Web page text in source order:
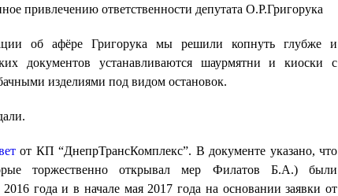
привлечению ответственности депутата О.Р.Григорука
об афёре Григорука мы решили копнуть глубже и
документов устанавливаются шаурмятни и киоски с
изделиями под видом остановок.
от КП “ДнепрТрансКомплекс”. В документе указано, что
торжественно открывал мер Филатов Б.А.) были
года и в начале мая 2017 года на основании заявки от